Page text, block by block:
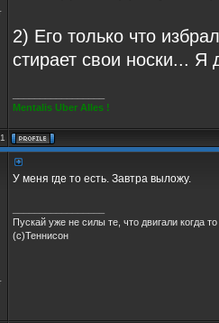
2) Его только что
стирает свои носки...
Mentalis Uber Alles !
У меня где то есть. Завтра выложу.
Пускай уже не силы те, что двигали когда
(с)Теннисон